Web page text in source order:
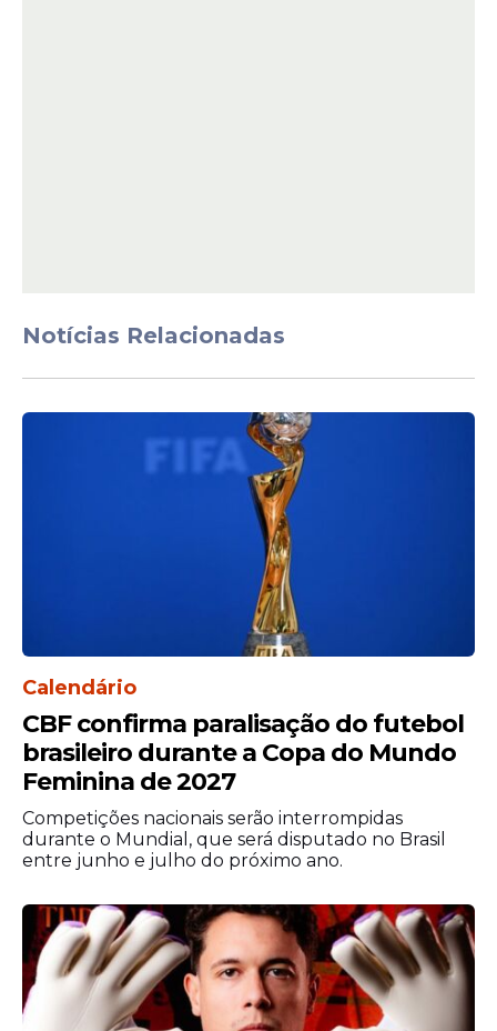
lampejos não serão suficientes. O atacante
precisa entregar sequência, intensidade e
impacto real nos jogos. Em outras palavras,
precisa mostrar que ainda pode ser
decisivo em alto nível.
Ancelotti já deixou claro
que Neymar tem
porta não está completamente fechada. O
próprio Ancelotti já deixou claro que
Neymar pode, sim, estar na Copa, desde
que atinja o nível físico ideal e comprove
isso em campo.
Notícias Relacionadas
Calendário
CBF confirma paralisação do futebol
brasileiro durante a Copa do Mundo
Feminina de 2027
Competições nacionais serão interrompidas
durante o Mundial, que será disputado no Brasil
entre junho e julho do próximo ano.